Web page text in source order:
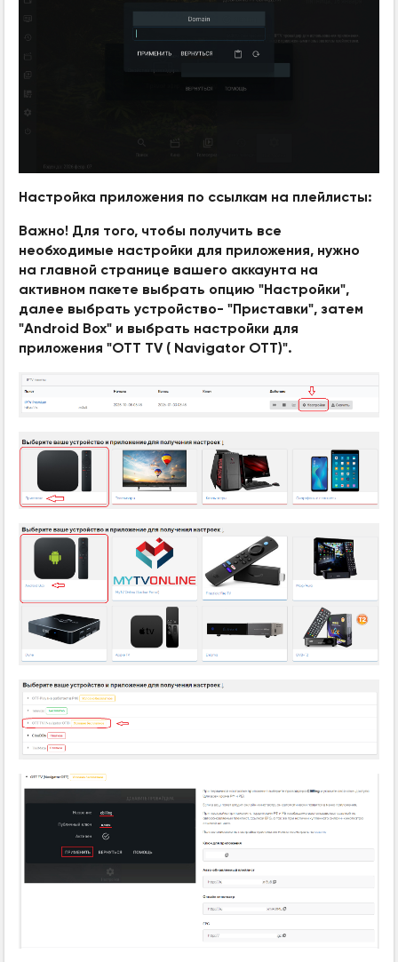
Настройка приложения по ссылкам на плейлисты:
Важно! Для того, чтобы получить все
необходимые настройки для приложения, нужно
на главной странице вашего аккаунта на
активном пакете выбрать опцию "Настройки",
далее выбрать устройство- "Приставки", затем
"Android Box" и выбрать настройки для
приложения "OTT TV ( Navigator OTT)".